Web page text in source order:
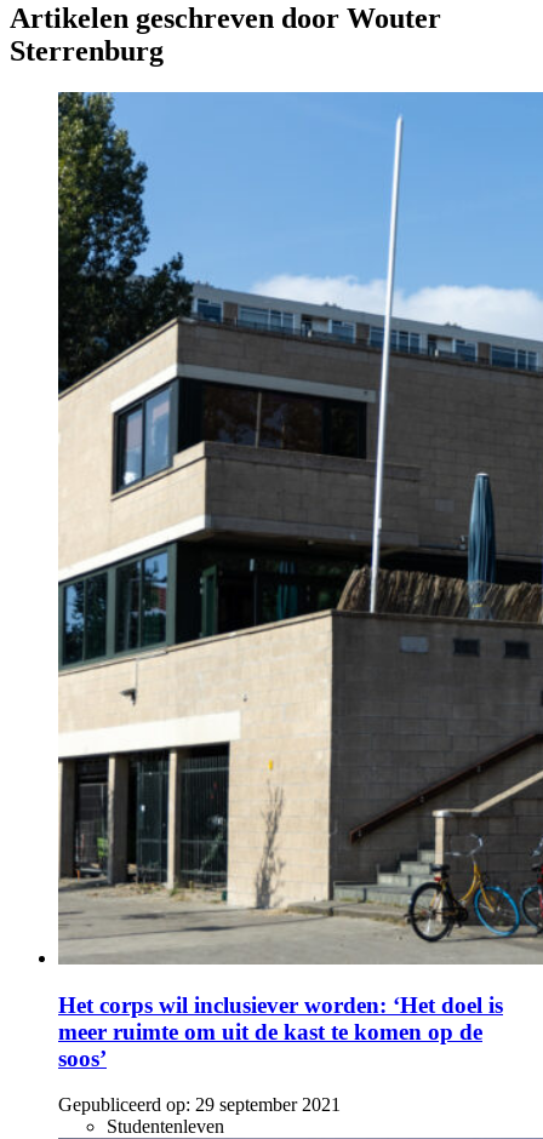
Artikelen geschreven door Wouter
Sterrenburg
Het corps wil inclusiever worden: ‘Het doel is
meer ruimte om uit de kast te komen op de
soos’
Gepubliceerd op: 29 september 2021
Studentenleven